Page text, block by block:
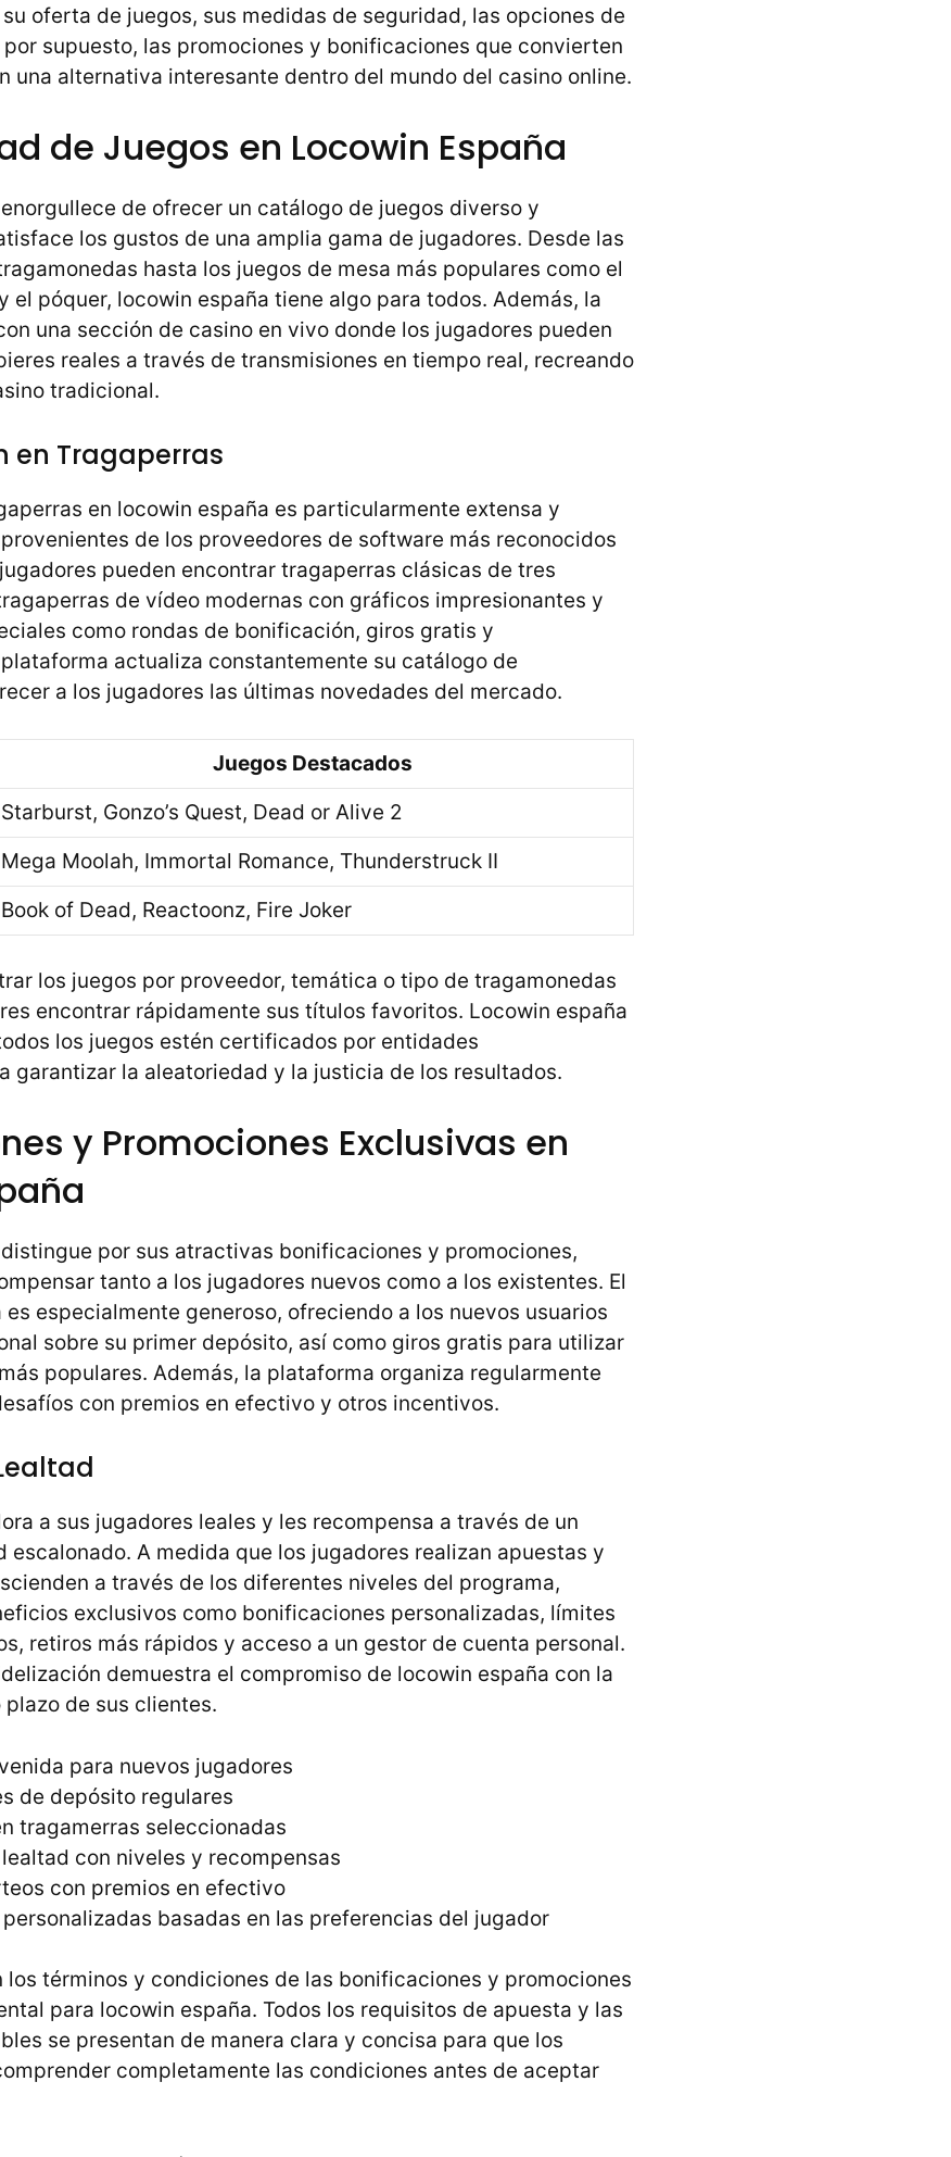
oferta de juegos, sus medidas de seguridad, las opciones de
supuesto, las promociones y bonificaciones que convierten
una alternativa interesante dentro del mundo del casino online.
de Juegos en Locowin España
de ofrecer un catálogo de juegos diverso y
los gustos de una amplia gama de jugadores. Desde las
hasta los juegos de mesa más populares como el
el póquer, locowin españa tiene algo para todos. Además, la
una sección de casino en vivo donde los jugadores pueden
reales a través de transmisiones en tiempo real, recreando
tradicional.
en Tragaperras
en locowin españa es particularmente extensa y
de los proveedores de software más reconocidos
pueden encontrar tragaperras clásicas de tres
de vídeo modernas con gráficos impresionantes y
como rondas de bonificación, giros gratis y
actualiza constantemente su catálogo de
a los jugadores las últimas novedades del mercado.
Juegos Destacados
Starburst, Gonzo’s Quest, Dead or Alive 2
Mega Moolah, Immortal Romance, Thunderstruck II
Book of Dead, Reactoonz, Fire Joker
los juegos por proveedor, temática o tipo de tragamonedas
encontrar rápidamente sus títulos favoritos. Locowin españa
los juegos estén certificados por entidades
garantizar la aleatoriedad y la justicia de los resultados.
y Promociones Exclusivas en
por sus atractivas bonificaciones y promociones,
tanto a los jugadores nuevos como a los existentes. El
especialmente generoso, ofreciendo a los nuevos usuarios
sobre su primer depósito, así como giros gratis para utilizar
populares. Además, la plataforma organiza regularmente
con premios en efectivo y otros incentivos.
a sus jugadores leales y les recompensa a través de un
escalonado. A medida que los jugadores realizan apuestas y
a través de los diferentes niveles del programa,
exclusivos como bonificaciones personalizadas, límites
retiros más rápidos y acceso a un gestor de cuenta personal.
demuestra el compromiso de locowin españa con la
de sus clientes.
para nuevos jugadores
de depósito regulares
tragamerras seleccionadas
con niveles y recompensas
con premios en efectivo
basadas en las preferencias del jugador
los términos y condiciones de las bonificaciones y promociones
para locowin españa. Todos los requisitos de apuesta y las
se presentan de manera clara y concisa para que los
completamente las condiciones antes de aceptar